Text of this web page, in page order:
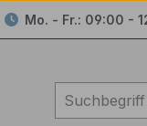
Mo. - Fr.: 09:00 -